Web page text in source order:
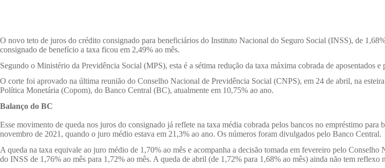
O novo teto de juros do crédito consignado para beneficiários do Instituto Nacional do Seguro Social (INSS), de
consignado de benefício a taxa ficou em 2,49% ao mês.
Segundo o Ministério da Previdência Social (MPS), esta é a sétima redução da taxa máxima cobrada de aposentados
O corte foi aprovado na última reunião do Conselho Nacional de Previdência Social (CNPS), em 24 de abril, na
Política Monetária (Copom), do Banco Central (BC), atualmente em 10,75% ao ano.
Balanço do BC
Esse movimento de queda nos juros do consignado já reflete na taxa média cobrada pelos bancos no empréstimo
novembro de 2021, quando o juro médio estava em 21,3% ao ano. Os números foram divulgados pelo Banco Central.
A queda na taxa equivale ao juro médio de 1,70% ao mês e acompanha a decisão tomada em fevereiro pelo
do INSS de 1,76% ao mês para 1,72% ao mês. A queda de abril (de 1,72% para 1,68% ao mês) ainda não tem